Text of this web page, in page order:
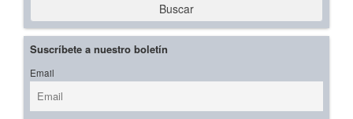
Buscar
Suscríbete a nuestro boletín
Email